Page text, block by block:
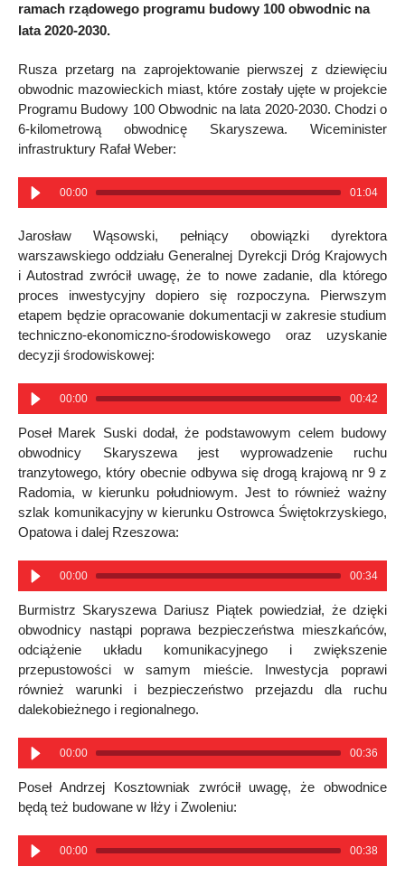
ramach rządowego programu budowy 100 obwodnic na
lata 2020-2030.
Rusza przetarg na zaprojektowanie pierwszej z dziewięciu
obwodnic mazowieckich miast, które zostały ujęte w projekcie
Programu Budowy 100 Obwodnic na lata 2020-2030. Chodzi o
6-kilometrową obwodnicę Skaryszewa. Wiceminister
infrastruktury Rafał Weber:
00:00 01:04
Jarosław Wąsowski, pełniący obowiązki dyrektora
warszawskiego oddziału Generalnej Dyrekcji Dróg Krajowych
i Autostrad zwrócił uwagę, że to nowe zadanie, dla którego
proces inwestycyjny dopiero się rozpoczyna. Pierwszym
etapem będzie opracowanie dokumentacji w zakresie studium
techniczno-ekonomiczno-środowiskowego oraz uzyskanie
decyzji środowiskowej:
00:00 00:42
Poseł Marek Suski dodał, że podstawowym celem budowy
obwodnicy Skaryszewa jest wyprowadzenie ruchu
tranzytowego, który obecnie odbywa się drogą krajową nr 9 z
Radomia, w kierunku południowym. Jest to również ważny
szlak komunikacyjny w kierunku Ostrowca Świętokrzyskiego,
Opatowa i dalej Rzeszowa:
00:00 00:34
Burmistrz Skaryszewa Dariusz Piątek powiedział, że dzięki
obwodnicy nastąpi poprawa bezpieczeństwa mieszkańców,
odciążenie układu komunikacyjnego i zwiększenie
przepustowości w samym mieście. Inwestycja poprawi
również warunki i bezpieczeństwo przejazdu dla ruchu
dalekobieżnego i regionalnego.
00:00 00:36
Poseł Andrzej Kosztowniak zwrócił uwagę, że obwodnice
będą też budowane w Iłży i Zwoleniu:
00:00 00:38